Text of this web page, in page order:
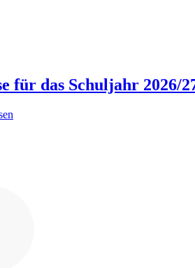
für das Schuljahr 2026/